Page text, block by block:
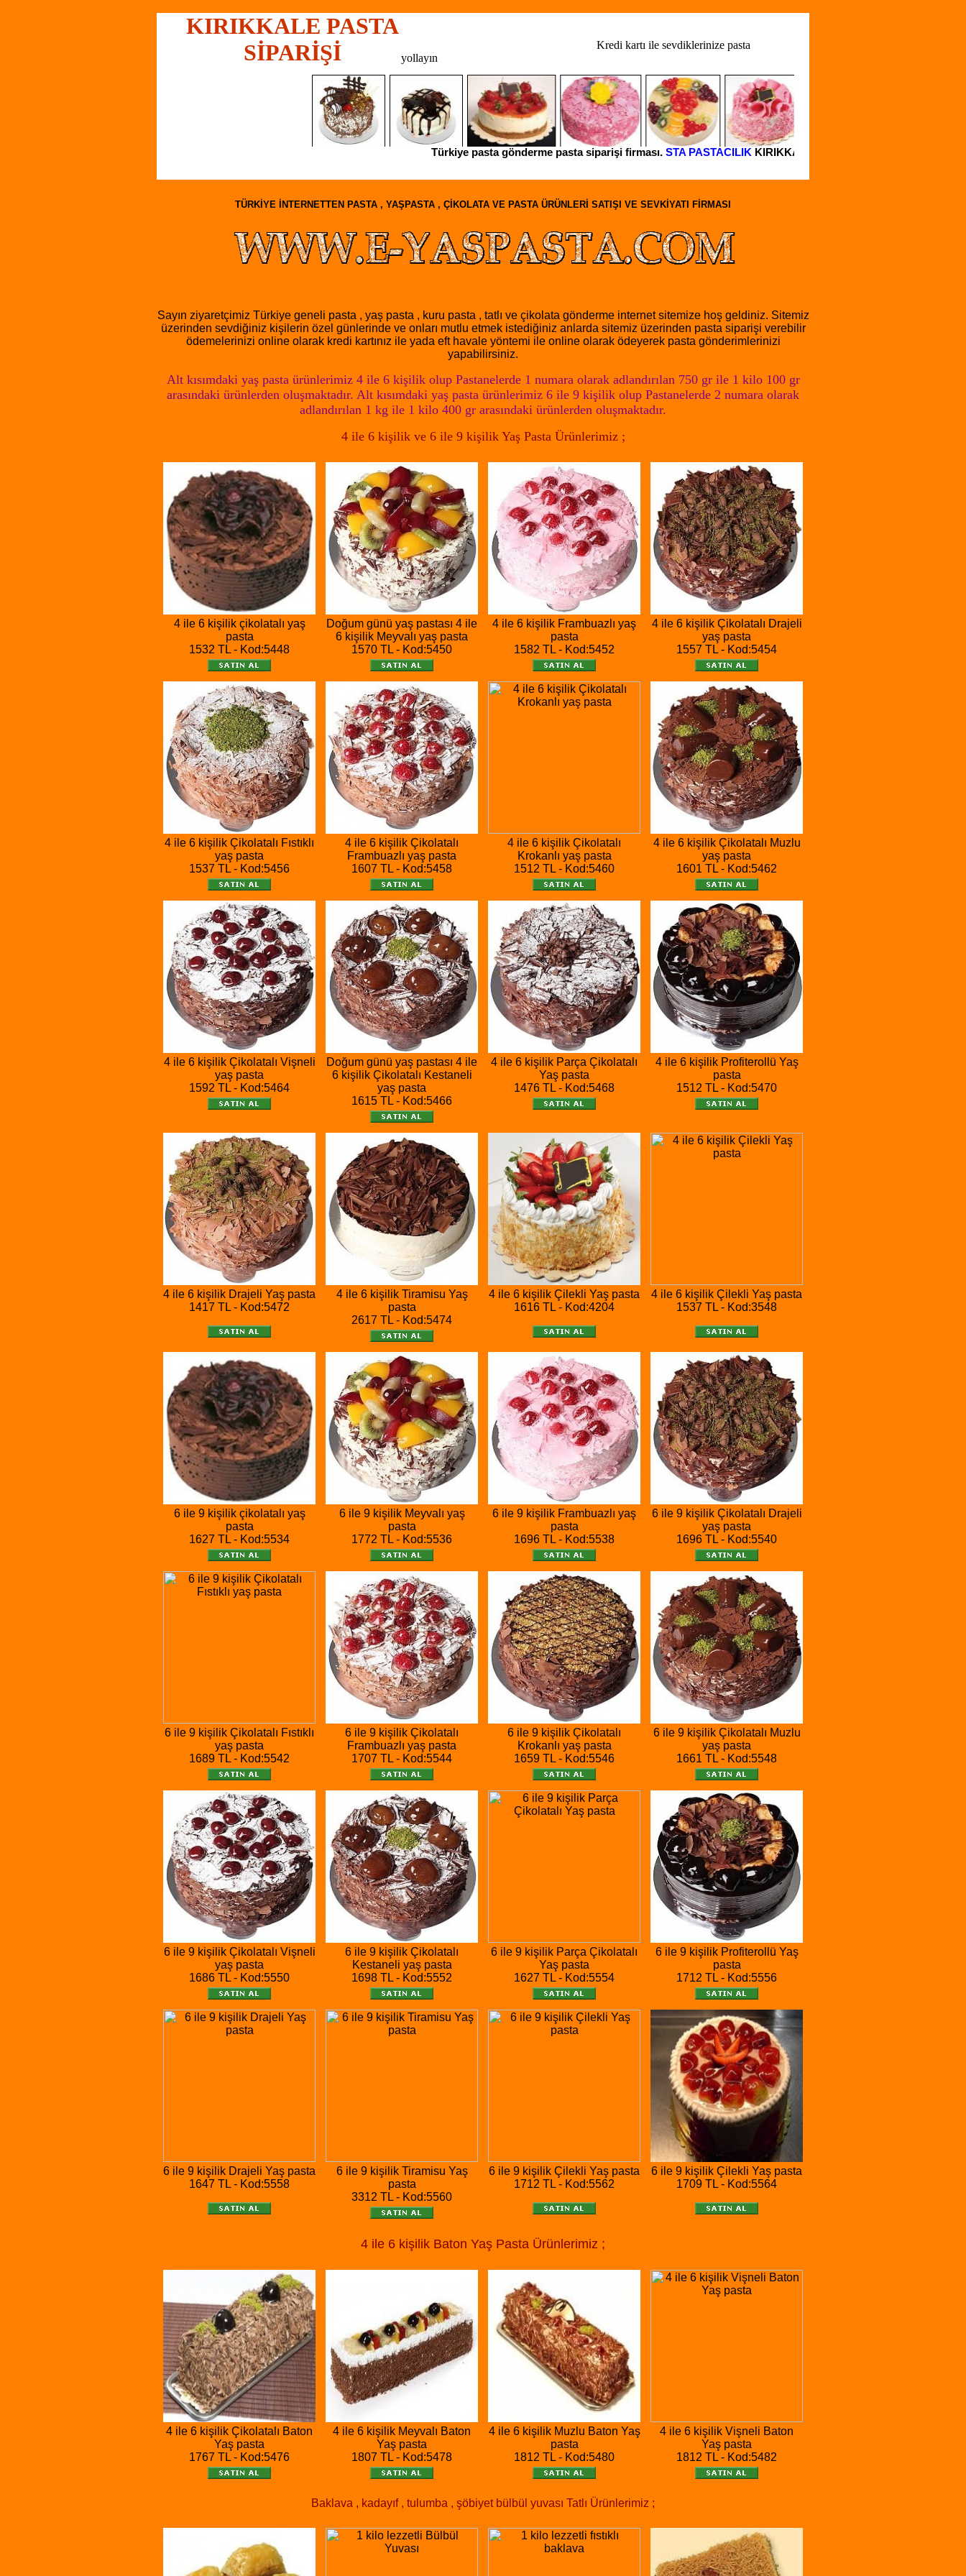
KIRIKKALE PASTA
SİPARİŞİ
Kredi kartı ile sevdiklerinize pasta
yollayın
Türkiye pasta gönderme pasta siparişi firması.STA PASTACILIKKIRIKKALE Alo pasta Hattı 0 850 8852010 0
TÜRKİYE İNTERNETTEN PASTA , YAŞPASTA , ÇİKOLATA VE PASTA ÜRÜNLERİ SATIŞI VE SEVKİYATI FİRMASI
Sayın ziyaretçimiz Türkiye geneli pasta , yaş pasta , kuru pasta , tatlı ve çikolata gönderme internet sitemize hoş geldiniz. Sitemiz
üzerinden sevdiğiniz kişilerin özel günlerinde ve onları mutlu etmek istediğiniz anlarda sitemiz üzerinden pasta siparişi verebilir
ödemelerinizi online olarak kredi kartınız ile yada eft havale yöntemi ile online olarak ödeyerek pasta gönderimlerinizi
yapabilirsiniz.
Alt kısımdaki yaş pasta ürünlerimiz 4 ile 6 kişilik olup Pastanelerde 1 numara olarak adlandırılan 750 gr ile 1 kilo 100 gr
arasındaki ürünlerden oluşmaktadır. Alt kısımdaki yaş pasta ürünlerimiz 6 ile 9 kişilik olup Pastanelerde 2 numara olarak
adlandırılan 1 kg ile 1 kilo 400 gr arasındaki ürünlerden oluşmaktadır.
4 ile 6 kişilik ve 6 ile 9 kişilik Yaş Pasta Ürünlerimiz ;
4 ile 6 kişilik çikolatalı yaş
pasta
1532 TL - Kod:5448
Doğum günü yaş pastası 4 ile
6 kişilik Meyvalı yaş pasta
1570 TL - Kod:5450
4 ile 6 kişilik Frambuazlı yaş
pasta
1582 TL - Kod:5452
4 ile 6 kişilik Çikolatalı Drajeli
yaş pasta
1557 TL - Kod:5454
4 ile 6 kişilik Çikolatalı Fıstıklı
yaş pasta
1537 TL - Kod:5456
4 ile 6 kişilik Çikolatalı
Frambuazlı yaş pasta
1607 TL - Kod:5458
4 ile 6 kişilik Çikolatalı
Krokanlı yaş pasta
1512 TL - Kod:5460
4 ile 6 kişilik Çikolatalı Muzlu
yaş pasta
1601 TL - Kod:5462
4 ile 6 kişilik Çikolatalı Vişneli
yaş pasta
1592 TL - Kod:5464
Doğum günü yaş pastası 4 ile
6 kişilik Çikolatalı Kestaneli
yaş pasta
1615 TL - Kod:5466
4 ile 6 kişilik Parça Çikolatalı
Yaş pasta
1476 TL - Kod:5468
4 ile 6 kişilik Profiterollü Yaş
pasta
1512 TL - Kod:5470
4 ile 6 kişilik Drajeli Yaş pasta
1417 TL - Kod:5472
4 ile 6 kişilik Tiramisu Yaş
pasta
2617 TL - Kod:5474
4 ile 6 kişilik Çilekli Yaş pasta
1616 TL - Kod:4204
4 ile 6 kişilik Çilekli Yaş pasta
1537 TL - Kod:3548
6 ile 9 kişilik çikolatalı yaş
pasta
1627 TL - Kod:5534
6 ile 9 kişilik Meyvalı yaş
pasta
1772 TL - Kod:5536
6 ile 9 kişilik Frambuazlı yaş
pasta
1696 TL - Kod:5538
6 ile 9 kişilik Çikolatalı Drajeli
yaş pasta
1696 TL - Kod:5540
6 ile 9 kişilik Çikolatalı Fıstıklı
yaş pasta
1689 TL - Kod:5542
6 ile 9 kişilik Çikolatalı
Frambuazlı yaş pasta
1707 TL - Kod:5544
6 ile 9 kişilik Çikolatalı
Krokanlı yaş pasta
1659 TL - Kod:5546
6 ile 9 kişilik Çikolatalı Muzlu
yaş pasta
1661 TL - Kod:5548
6 ile 9 kişilik Çikolatalı Vişneli
yaş pasta
1686 TL - Kod:5550
6 ile 9 kişilik Çikolatalı
Kestaneli yaş pasta
1698 TL - Kod:5552
6 ile 9 kişilik Parça Çikolatalı
Yaş pasta
1627 TL - Kod:5554
6 ile 9 kişilik Profiterollü Yaş
pasta
1712 TL - Kod:5556
6 ile 9 kişilik Drajeli Yaş pasta
1647 TL - Kod:5558
6 ile 9 kişilik Tiramisu Yaş
pasta
3312 TL - Kod:5560
6 ile 9 kişilik Çilekli Yaş pasta
1712 TL - Kod:5562
6 ile 9 kişilik Çilekli Yaş pasta
1709 TL - Kod:5564
4 ile 6 kişilik Baton Yaş Pasta Ürünlerimiz ;
4 ile 6 kişilik Çikolatalı Baton
Yaş pasta
1767 TL - Kod:5476
4 ile 6 kişilik Meyvalı Baton
Yaş pasta
1807 TL - Kod:5478
4 ile 6 kişilik Muzlu Baton Yaş
pasta
1812 TL - Kod:5480
4 ile 6 kişilik Vişneli Baton
Yaş pasta
1812 TL - Kod:5482
Baklava , kadayıf , tulumba , şöbiyet bülbül yuvası Tatlı Ürünlerimiz ;